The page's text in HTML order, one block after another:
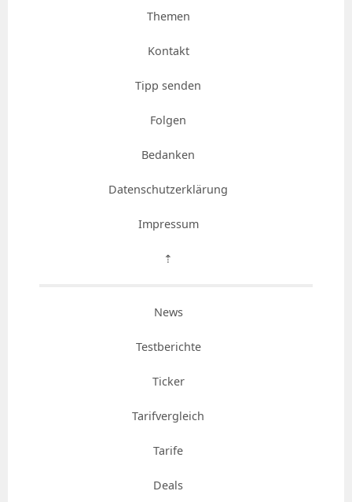
Themen
Kontakt
Tipp senden
Folgen
Bedanken
Datenschutzerklärung
Impressum
⇡
News
Testberichte
Ticker
Tarifvergleich
Tarife
Deals